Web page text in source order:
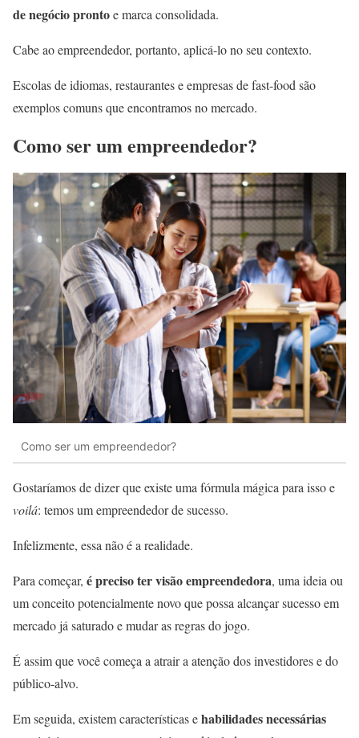
de negócio prontoe marca consolidada.
Cabe ao empreendedor, portanto, aplicá-lo no seu contexto.
Escolas de idiomas, restaurantes e empresas de fast-food são
exemplos comuns que encontramos no mercado.
Como ser um empreendedor?
Como ser um empreendedor?
Gostaríamos de dizer que existe uma fórmula mágica para isso e
voilá: temos um empreendedor de sucesso.
Infelizmente, essa não é a realidade.
Para começar, é preciso ter visão empreendedora, uma ideia ou
um conceito potencialmente novo que possa alcançar sucesso em
mercado já saturado e mudar as regras do jogo.
É assim que você começa a atrair a atenção dos investidores e do
público-alvo.
Em seguida, existem características ehabilidades necessárias